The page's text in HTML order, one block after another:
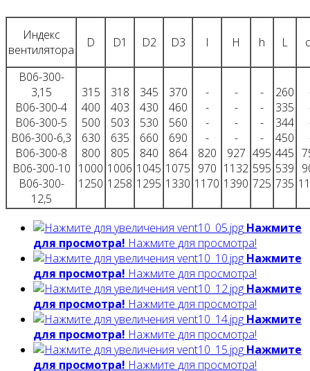
Индекс
вентилятора
D D1 D2 D3 l H h L
В06-300-
3,15
В06-300-4
В06-300-5
В06-300-6,3
В06-300-8
В06-300-10
В06-300-
12,5
315
400
500
630
800
1000
1250
318
403
503
635
805
1006
1258
345
430
530
660
840
1045
1295
370
460
560
690
864
1075
1330
-
-
-
-
820
970
1170
-
-
-
-
927
1132
1390
-
-
-
-
495
595
725
260
335
344
450
445
539
735
Нажмите
для просмотра! Нажмите для просмотра!
Нажмите
для просмотра! Нажмите для просмотра!
Нажмите
для просмотра! Нажмите для просмотра!
Нажмите
для просмотра! Нажмите для просмотра!
Нажмите
для просмотра! Нажмите для просмотра!